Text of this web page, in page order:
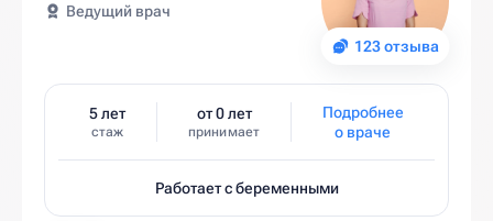
123 отзыва
Ведущий врач
5 лет
стаж
от 0 лет
принимает
Подробнее
о враче
Работает с беременными